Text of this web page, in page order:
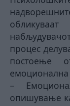
процес
постоење
емоционална
–
опишување